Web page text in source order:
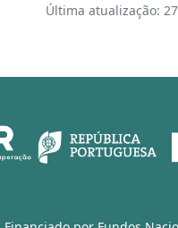
Última atualização: